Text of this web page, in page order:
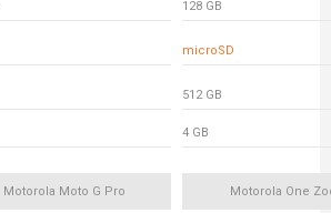
128 GB
microSD
512 GB
4 GB
Motorola Moto G Pro Motorola One